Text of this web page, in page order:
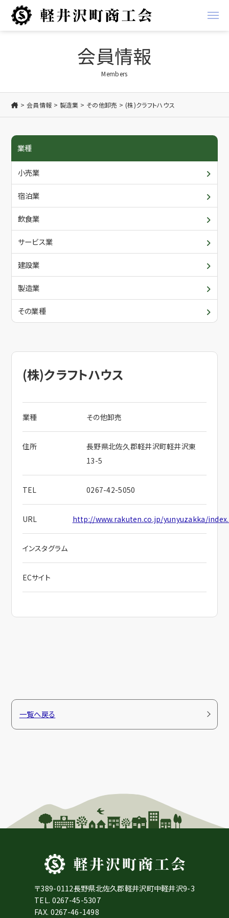
金融
労務
創業支援
共済
商工会からのお知らせ
会員からのお知らせ
商工会について
概要・アクセス/ご利用案内
入会について
青年部・女性部
委員会・各支部の活動
関係団体
会員情報
各種書類ダウンロード
入会について
メールでお問合せ
会員情報
Members
会員情報 製造業 その他卸売 (株)クラフトハウス
(株)クラフトハウス
業種 その他卸売
住所
長野県北佐久郡軽井沢町軽井沢東
13-5
TEL 0267-42-5050
URL http://www.rakuten.co.jp/yunyuzakka/
インスタグラム
ECサイト
一覧へ戻る
業種
小売業
宿泊業
飲食業
サービス業
建設業
製造業
その業種
〒389-0112長野県北佐久郡軽井沢町中軽井沢9-3
TEL. 0267-45-5307
FAX. 0267-46-1498